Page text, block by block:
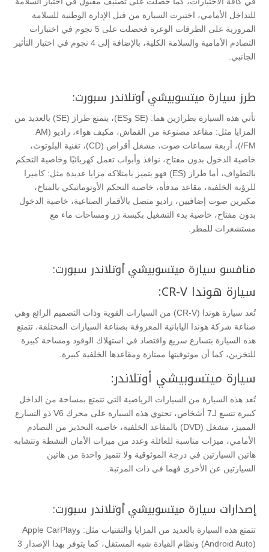
للتداخل الأمامي، اختبرت السيارة من قبل الإدارة الوطنية للسلامة
المرورية على الطرقات الوعرة فحصلت على 5 نجوم في اختبارات
التصادم الأمامية والسلامة الكلية، بالإضافة إلى 4 نجوم في اختبار التأثير
الجانبي.
طرز سيارة ميتسوبيشي أوتلاندر سبورت:
تأتي هذه السيارة بطرازين هما: (SE وES)، يتمتع طراز (SE) بالعديد من
المزايا مثل: مقاعد مصنوعة من القماش، مكيف هواء، راديو (AM
/FM)، أربعة سماعات صوت، مشغل أقراص (CD)، تقنية البلوتوث،
خاصية الدخول بدون مفتاح، نوافذ وأبواب تعمل كهربائيًا وخاصية التحكم
بالتطواف، أما طراز (ES) فهو يتميز بامتلاكه مزايا عديدة مثل: كاميرا
للرؤية الخلفية، مقاعد مدفأة، خاصية التحكم الأوتوماتيكي بالمناخ،
مكبرين صوت إضافيين، راديو متصل بالأقمار الصناعية، خاصية الدخول
بدون مفتاح، خاصية بدء التشغيل بكبسة زر ومساحات ماء مع
مستشعرات للمطر.
منافسو سيارة ميتسوبيشي أوتلاندر سبورت:
سيارة هوندا CR-V:
تُعد سيارة هوندا (CR-V) من السيارات القوية وذات التصميم الرائع وهي
صناعة شركة هوندا اليابانية المعروفة بصناعة السيارات المختلفة، تتمتع
هذه السيارة بتسارع سريع واقتصاد في استهلاك الوقود ومساحة كبيرة
للتخزين، كما أن موثوقيتها ممتازة ومقاعدها الخلفية كبيرة.
سيارة ميتسوبيشي أوتلاندر:
تُعد هذه السيارة من السيارات الرياضية التي تتمتع بمساحة من الداخل
كبيرة تتسع لـ7 أشخاص، تحتوي هذه السيارة على محرك V6 ذو التسارع
المميز، مشغل (DVD) بالمقاعد الخلفية، خاصية التحذير من التصادم
الأمامي، ميزات مناسبة للعائلة وعدد من ميزات الأمان النشطة وتتشابه
هاتين السيارتين في درجة الموثوقية ولا تتميز واحدة من هاتين
السيارتين عن الأخرى فهما في ذات المرتبة.
إصدارات سيارة ميتسوبيشي أوتلاندر سبورت:
تتمتع هذه السيارة بالعديد من المزايا والتقنيات مثل:
Apple CarPlayو
Android Auto)
) ونظام القيادة شبه المستقل، كما يتوفر بهذا الإصدار 3